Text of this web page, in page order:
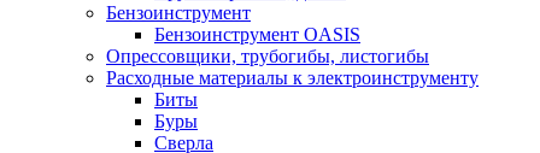
Бензоинструмент
Бензоинструмент OASIS
Опрессовщики, трубогибы, листогибы
Расходные материалы к электроинструменту
Биты
Буры
Сверла